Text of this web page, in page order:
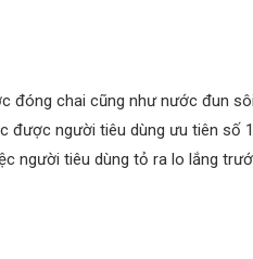
đóng chai cũng như nước đun
được người tiêu dùng ưu tiên số
người tiêu dùng tỏ ra lo lắng